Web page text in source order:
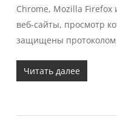
Chrome, Mozilla Firefox
веб-сайты, просмотр
защищены
Читать далее